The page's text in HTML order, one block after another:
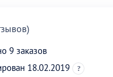
9 заказов
18.02.2019
?